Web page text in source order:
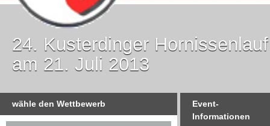
24. Kusterdinger Hornissenlauf
am 21. Juli 2013
wähle den Wettbewerb
Event-
Informationen